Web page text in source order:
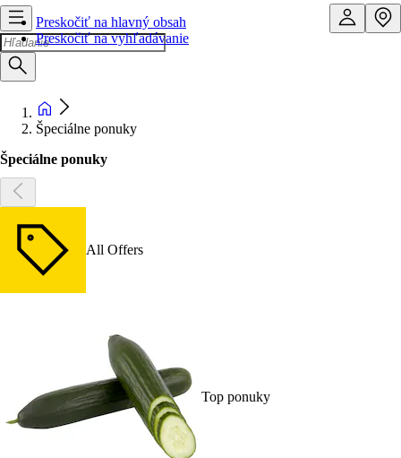
Preskočiť na hlavný obsah
Preskočiť na vyhľadávanie
Špeciálne ponuky
Špeciálne ponuky
All Offers
Top ponuky